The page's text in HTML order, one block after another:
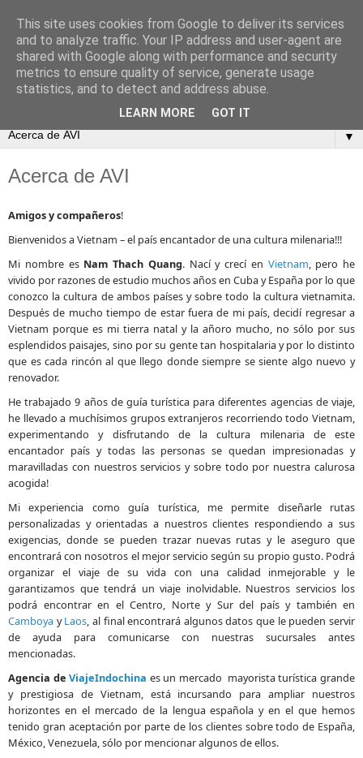
▼
Acerca de AVI
Amigos y compañeros!
Bienvenidos a Vietnam – el país encantador de una cultura milenaria!!!
Mi nombre es Nam Thach Quang. Nací y crecí en Vietnam, pero he
vivido por razones de estudio muchos años en Cuba y España por lo que
conozco la cultura de ambos países y sobre todo la cultura vietnamita.
Después de mucho tiempo de estar fuera de mi país, decidí regresar a
Vietnam porque es mi tierra natal y la añoro mucho, no sólo por sus
esplendidos paisajes, sino por su gente tan hospitalaria y por lo distinto
que es cada rincón al que llego donde siempre se siente algo nuevo y
renovador.
He trabajado 9 años de guía turística para diferentes agencias de viaje,
he llevado a muchísimos grupos extranjeros recorriendo todo Vietnam,
experimentando y disfrutando de la cultura milenaria de este
encantador país y todas las personas se quedan impresionadas y
maravilladas con nuestros servicios y sobre todo por nuestra calurosa
acogida!
Mi experiencia como guía turística, me permite diseñarle rutas
personalizadas y orientadas a nuestros clientes respondiendo a sus
exigencias, donde se pueden trazar nuevas rutas y le aseguro que
encontrará con nosotros el mejor servicio según su propio gusto. Podrá
organizar el viaje de su vida con una calidad inmejorable y le
garantizamos que tendrá un viaje inolvidable. Nuestros servicios los
podrá encontrar en el Centro, Norte y Sur del país y también en
Camboya yLaos, al final encontrará algunos datos que le pueden servir
de ayuda para comunicarse con nuestras sucursales antes
mencionadas.
Agencia deViajeIndochina es un mercado mayorista turística grande
y prestigiosa de Vietnam, está incursando para ampliar nuestros
horizontes en el mercado de la lengua española y en el que hemos
tenido gran aceptación por parte de los clientes sobre todo de España,
México, Venezuela, sólo por mencionar algunos de ellos.
This site uses cookies from Google to deliver its services
and to analyze traffic. Your IP address and user-agent are
shared with Google along with performance and security
metrics to ensure quality of service, generate usage
statistics, and to detect and address abuse.
LEARN MORE GOT IT